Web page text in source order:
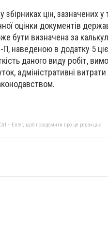
збірниках цін, зазначених
оцінки документів
бути визначена за
наведеною в додатку 5
даного виду робіт,
адміністративні
+ Enter, щоб повідомити про це редакцію